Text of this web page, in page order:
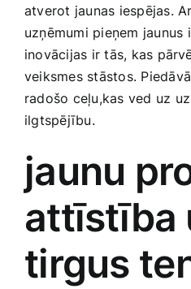
Sports, tūrisms un atpūta
TV un Sadzīves tehnika
Zoo preces
atverot jaunas iespējas.
uzņēmumi pieņem jaunus
inovācijas ir tās, kas
veiksmes stāstos.
radošo ceļu,kas ved uz
ilgtspējību.
jaunu
attīstība⁢
tirgus